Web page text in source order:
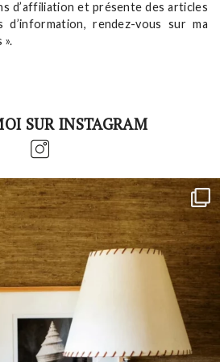
d’affiliation et présente des articles
d’information, rendez-vous sur ma
».
SUR INSTAGRAM